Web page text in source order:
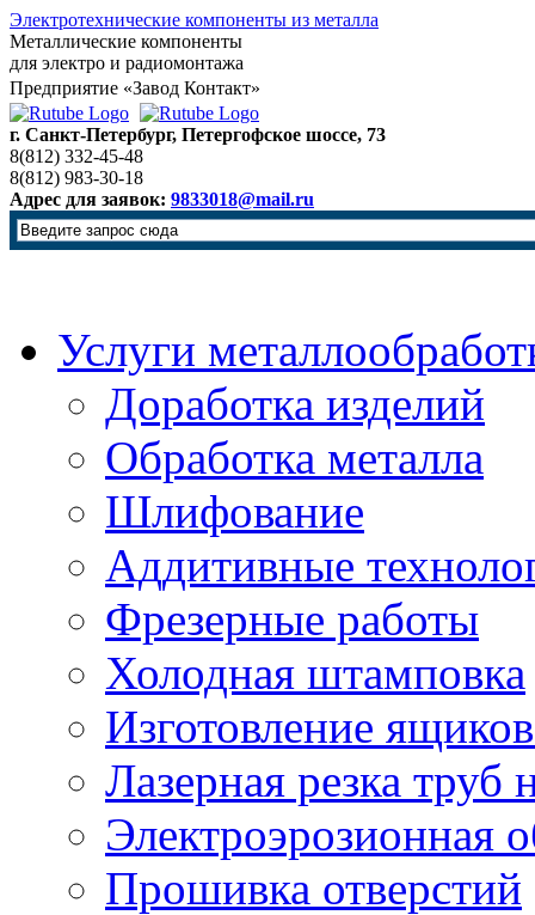
Электротехнические компоненты из металла
Металлические компоненты
для электро и радиомонтажа
Предприятие «Завод Контакт»
г. Санкт-Петербург, Петергофское шоссе, 73
8(812) 332-45-48
8(812) 983-30-18
Адрес для заявок: 9833018@mail.ru
Услуги
Доработка изделий
Обработка металла
Шлифование
Аддитивные
Фрезерные работы
Холодная штамповка
Изготовление
Лазерная резка труб
Электроэрозионная
Прошивка отверстий